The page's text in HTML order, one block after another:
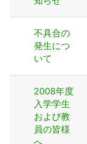
不具合の
発生につ
いて
2008年度
入学学生
および教
員の皆様